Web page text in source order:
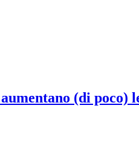
(di poco)